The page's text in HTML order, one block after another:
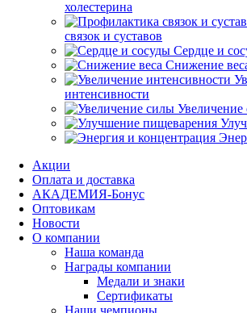
холестерина
связок и суставов
Сердце и
Снижение
интенсивности
Акции
Оплата и доставка
АКАДЕМИЯ-Бонус
Оптовикам
Новости
О компании
Наша команда
Награды компании
Медали и знаки
Сертификаты
Наши чемпионы